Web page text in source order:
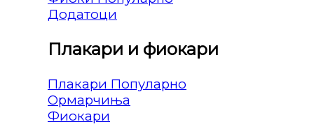
Додатоци
Плакари и фиокари
Плакари
Ормарчиња
Фиокари